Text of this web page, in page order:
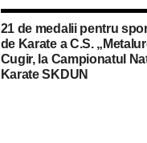
21 de medalii pentru
de Karate a C.S.
Cugir, la Campionatul
Karate SKDUN